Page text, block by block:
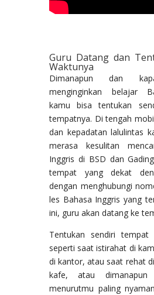
Guru Datang dan
Waktunya
Dimanapun dan
menginginkan belajar
kamu bisa tentukan
tempatnya. Di tengah
dan kepadatan lalulintas
merasa kesulitan
Inggris di BSD dan
tempat yang dekat
dengan menghubungi
les Bahasa Inggris yang
ini, guru akan datang ke
Tentukan sendiri tempat
seperti saat istirahat di
di kantor, atau saat rehat
kafe, atau
menurutmu paling